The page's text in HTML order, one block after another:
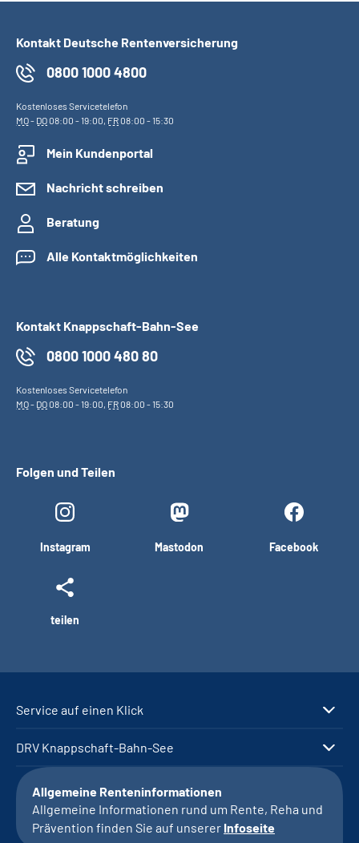
Kontakt Deutsche Rentenversicherung
0800 1000 4800
Kostenloses Servicetelefon
MO- DO08:00 - 19:00, FR08:00 - 15:30
Mein Kundenportal
Nachricht schreiben
Beratung
Alle Kontaktmöglichkeiten
Kontakt Knappschaft-Bahn-See
0800 1000 480 80
Kostenloses Servicetelefon
MO- DO08:00 - 19:00, FR08:00 - 15:30
Folgen und Teilen
Instagram Mastodon Facebook
teilen
Service auf einen Klick
DRV Knappschaft-Bahn-See
Allgemeine Renteninformationen
Allgemeine Informationen rund um Rente, Reha und
Prävention finden Sie auf unserer Infoseite